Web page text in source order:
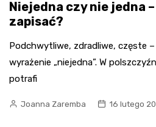
Niejedna czy nie jedna
zapisać?
Podchwytliwe, zdradliwe, częste
wyrażenie „niejedna”. W
potrafi
Joanna Zaremba 16 lutego